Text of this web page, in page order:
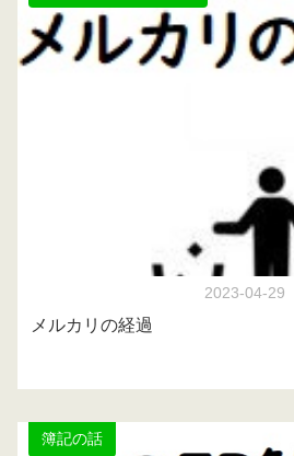
2023-04-29
メルカリの経過
簿記の話